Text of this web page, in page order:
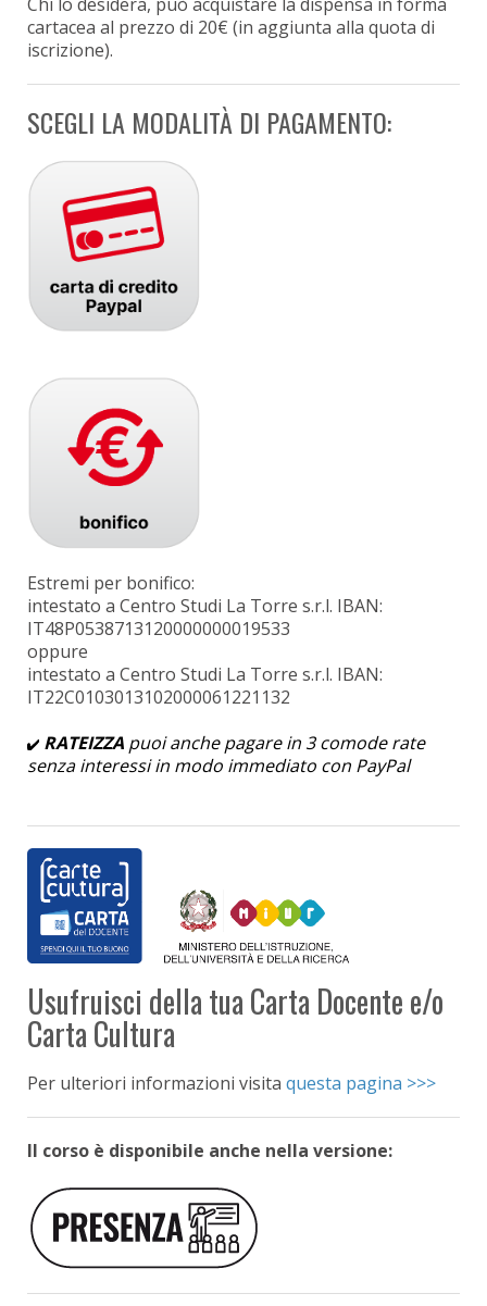
cartacea al prezzo di 20€ (in aggiunta alla quota di
iscrizione).
SCEGLI LA MODALITÀ DI PAGAMENTO:
Estremi per bonifico:
intestato a Centro Studi La Torre s.r.l. IBAN:
IT48P0538713120000000019533
oppure
intestato a Centro Studi La Torre s.r.l. IBAN:
IT22C0103013102000061221132
RATEIZZA puoi anche pagare in 3 comode rate
senza interessi in modo immediato con PayPal
Usufruisci della tua Carta Docente e/o
Carta Cultura
Per ulteriori informazioni visita questa pagina >>>
Il corso è disponibile anche nella versione: